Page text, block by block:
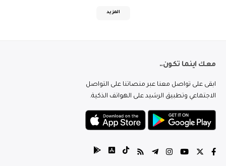
المزيد
معك اينما تكون..
ابقى على تواصل معنا عبر منصاتنا على التواصل
الاجتماعي وتطبيق الرشيد على الهواتف الذكية.